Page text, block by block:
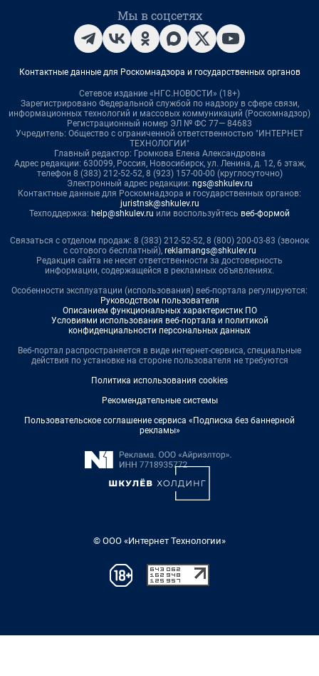
Мы в соцсетях
Контактные данные для Роскомнадзора и государственных органов
Сетевое издание «НГС.НОВОСТИ» (18+)
Зарегистрировано Федеральной службой по надзору в сфере связи,
информационных технологий и массовых коммуникаций (Роскомнадзор)
Регистрационный номер ЭЛ № ФС 77— 84683
Учредитель: Общество с ограниченной ответственностью "ИНТЕРНЕТ
ТЕХНОЛОГИИ"
Главный редактор: Громкова Елена Александровна
Адрес редакции: 630099, Россия, Новосибирск, ул. Ленина, д. 12, 6 этаж,
телефон 8 (383) 212-52-52, 8 (923) 157-00-00 (круглосуточно)
Электронный адрес редакции: ngs@shkulev.ru
Контактные данные для Роскомнадзора и государственных органов:
juristnsk@shkulev.ru
Техподдержка: help@shkulev.ru или воспользуйтесь веб-формой
Связаться с отделом продаж: 8 (383) 212-52-52, 8 (800) 200-03-83 (звонок
с сотового бесплатный), reklamangs@shkulev.ru
Редакция сайта не несет ответственности за достоверность
информации, содержащейся в рекламных объявлениях.
Особенности эксплуатации (использования) веб-портала регулируются:
Руководством пользователя
Описанием функциональных характеристик ПО
Условиями использования веб-портала и политикой
конфиденциальности персональных данных
Веб-портал распространяется в виде интернет-сервиса, специальные
действия по установке на стороне пользователя не требуются
Политика использования cookies
Рекомендательные системы
Пользовательское соглашение сервиса «Подписка без баннерной
рекламы»
© ООО «Интернет Технологии»